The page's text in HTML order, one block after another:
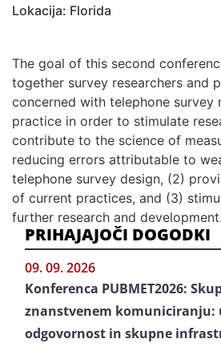
Lokacija: Florida
The goal of this second
together survey researchers and
concerned with telephone survey
practice in order to stimulate
contribute to the science of
reducing errors attributable to
telephone survey design, (2)
of current practices, and (3)
further research and development.
PRIHAJAJOČI DOGODKI
09. 09. 2026
Konferenca PUBMET2026:
znanstvenem komuniciranju:
odgovornost in skupne